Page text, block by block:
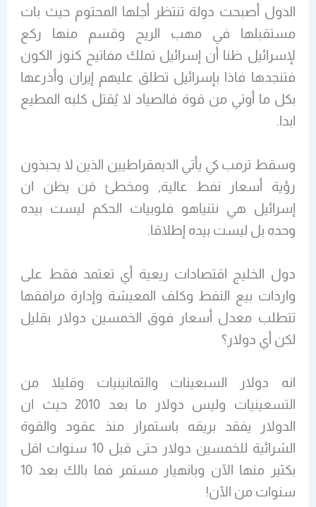
الدول أصبحت دولة تنتظر أجلها المحتوم حيث بات
مستقبلها في مهب الريح وقسم منها ركع
لإسرائيل ظنا أن إسرائيل تملك مفاتيح كنوز الكون
فتنجدها فاذا بإسرائيل تطلق عليهم إيران وأذرعها
بكل ما أوتي من قوة فالصياد لا يُقتل كلبه المطيع
ابدا.
وسقط ترمب كي يأتي الديمقراطيين الذين لا يحبذون
رؤية أسعار نفط عالية, ومخطئ مَن يظن ان
إسرائيل هي نتنياهو فلوبيات الحكم ليست بيده
وحده بل ليست بيده إطلاقا.
دول الخليج اقتصادات ريعية أي تعتمد فقط على
واردات بيع النفط وكلف المعيشة وإدارة مرافقها
تتطلب معدل أسعار فوق الخمسين دولار بقليل
لكن أي دولار؟
انه دولار السبعينات والثمانينيات وقليلا من
التسعينيات وليس دولار ما بعد 2010 حيث ان
الدولار يفقد بريقه باستمرار منذ عقود والقوة
الشرائية للخمسين دولار حتى قبل 10 سنوات اقل
بكثير منها الآن وبانهيار مستمر فما بالك بعد 10
سنوات من الآن!